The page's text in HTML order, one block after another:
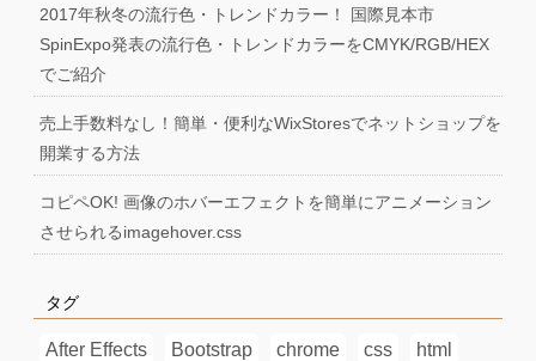
2017年秋冬の流行色・トレンドカラー！ 国際見本市
SpinExpo発表の流行色・トレンドカラーをCMYK/RGB/HEX
でご紹介
売上手数料なし！簡単・便利なWixStoresでネットショップを
開業する方法
コピペOK! 画像のホバーエフェクトを簡単にアニメーション
させられるimagehover.css
タグ
After Effects Bootstrap chrome css html